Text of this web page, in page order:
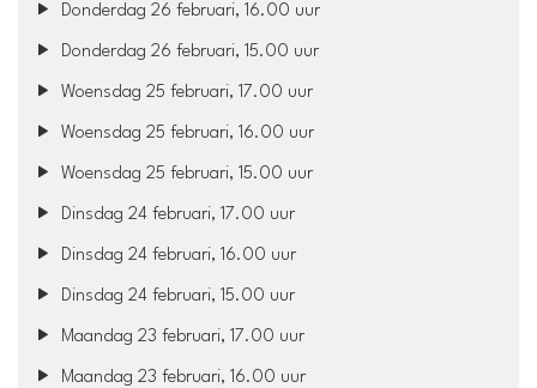
Donderdag 26 februari, 16.00 uur
Donderdag 26 februari, 15.00 uur
Woensdag 25 februari, 17.00 uur
Woensdag 25 februari, 16.00 uur
Woensdag 25 februari, 15.00 uur
Dinsdag 24 februari, 17.00 uur
Dinsdag 24 februari, 16.00 uur
Dinsdag 24 februari, 15.00 uur
Maandag 23 februari, 17.00 uur
Maandag 23 februari, 16.00 uur